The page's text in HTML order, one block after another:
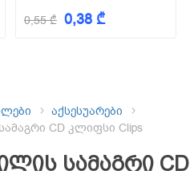
0,55 ₾ 0,38 ₾
აქსესუარები
CD კლიფსი Clips
სამაგრი CD